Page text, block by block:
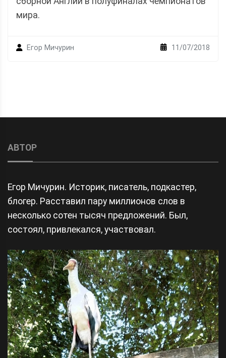
мира.
Егор Мичурин 11/07/2018
АВТОР
Егор Мичурин. Историк, писатель, подкастер,
блогер. Расставил пару миллионов слов в
несколько сотен тысяч предложений. Был,
состоял, привлекался, участвовал.